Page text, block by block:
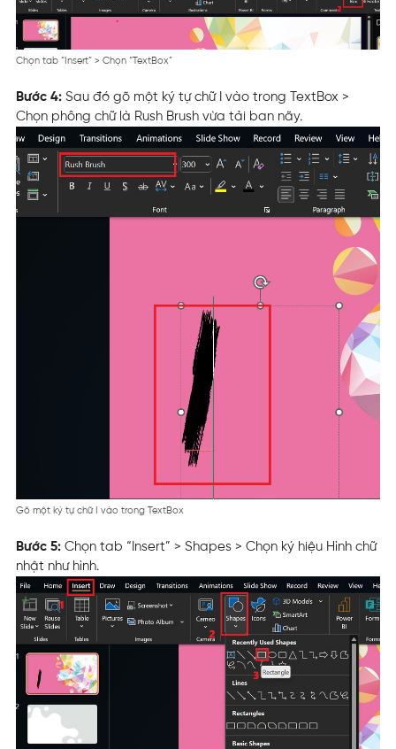
Chọn tab “Insert” > Chọn “TextBox”
Bước 4: Sau đó gõ một ký tự chữ I vào trong TextBox >
Chọn phông chữ là Rush Brush vừa tải ban nãy.
Gõ một ký tự chữ I vào trong TextBox
Bước 5: Chọn tab “Insert” > Shapes > Chọn ký hiệu Hình chữ
nhật như hình.